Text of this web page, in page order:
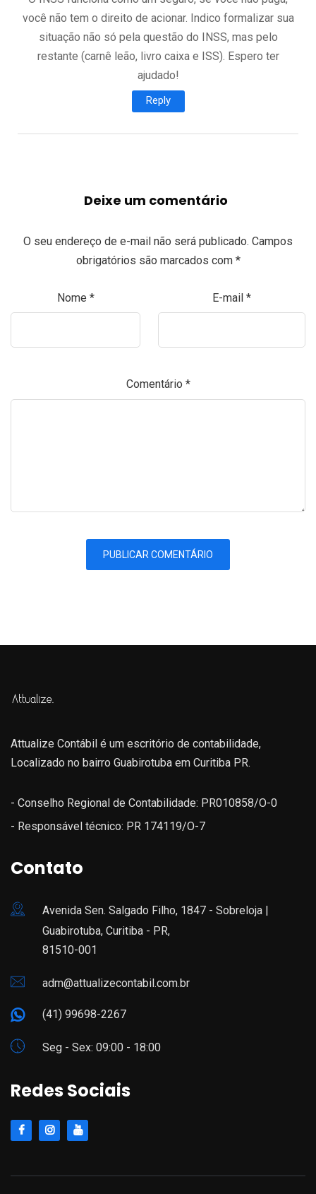
você não tem o direito de acionar. Indico formalizar sua
situação não só pela questão do INSS, mas pelo
restante (carnê leão, livro caixa e ISS). Espero ter
ajudado!
Reply
Deixe um comentário
O seu endereço de e-mail não será publicado. Campos
obrigatórios são marcados com *
Nome * E-mail *
Comentário *
Attualize Contábil é um escritório de contabilidade,
Localizado no bairro Guabirotuba em Curitiba PR.
- Conselho Regional de Contabilidade: PR010858/O-0
- Responsável técnico: PR 174119/O-7
Contato
Avenida Sen. Salgado Filho, 1847 - Sobreloja |
Guabirotuba, Curitiba - PR,
81510-001
adm@attualizecontabil.com.br
(41) 99698-2267
Seg - Sex: 09:00 - 18:00
Redes Sociais